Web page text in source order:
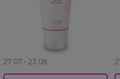
27 07 - 23 08